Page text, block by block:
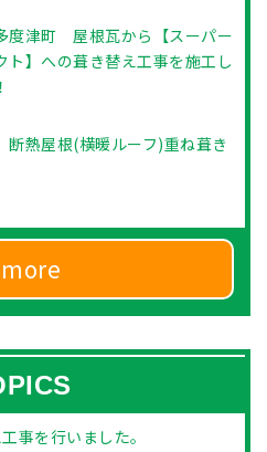
度津町 屋根瓦から【スーパー
ト】への葺き替え工事を施工し
熱屋根(横暖ルーフ)重ね葺き
more
事を行いました。